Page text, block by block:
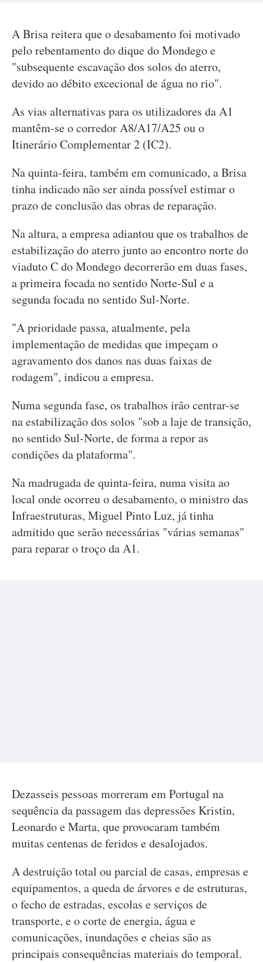
A Brisa reitera que o desabamento foi motivado
pelo rebentamento do dique do Mondego e
"subsequente escavação dos solos do aterro,
devido ao débito excecional de água no rio".
As vias alternativas para os utilizadores da A1
mantêm-se o corredor A8/A17/A25 ou o
Itinerário Complementar 2 (IC2).
Na quinta-feira, também em comunicado, a Brisa
tinha indicado não ser ainda possível estimar o
prazo de conclusão das obras de reparação.
Na altura, a empresa adiantou que os trabalhos de
estabilização do aterro junto ao encontro norte do
viaduto C do Mondego decorrerão em duas fases,
a primeira focada no sentido Norte-Sul e a
segunda focada no sentido Sul-Norte.
"A prioridade passa, atualmente, pela
implementação de medidas que impeçam o
agravamento dos danos nas duas faixas de
rodagem", indicou a empresa.
Numa segunda fase, os trabalhos irão centrar-se
na estabilização dos solos "sob a laje de transição,
no sentido Sul-Norte, de forma a repor as
condições da plataforma".
Na madrugada de quinta-feira, numa visita ao
local onde ocorreu o desabamento, o ministro das
Infraestruturas, Miguel Pinto Luz, já tinha
admitido que serão necessárias "várias semanas"
para reparar o troço da A1.
Dezasseis pessoas morreram em Portugal na
sequência da passagem das depressões Kristin,
Leonardo e Marta, que provocaram também
muitas centenas de feridos e desalojados.
A destruição total ou parcial de casas, empresas e
equipamentos, a queda de árvores e de estruturas,
o fecho de estradas, escolas e serviços de
transporte, e o corte de energia, água e
comunicações, inundações e cheias são as
principais consequências materiais do temporal.